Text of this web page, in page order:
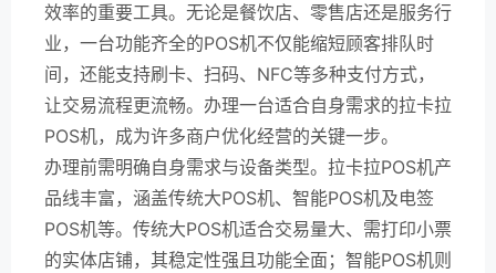
效率的重要工具。无论是餐饮店、零售店还是服务行
业，一台功能齐全的POS机不仅能缩短顾客排队时
间，还能支持刷卡、扫码、NFC等多种支付方式，
让交易流程更流畅。办理一台适合自身需求的拉卡拉
POS机，成为许多商户优化经营的关键一步。
办理前需明确自身需求与设备类型。拉卡拉POS机产
品线丰富，涵盖传统大POS机、智能POS机及电签
POS机等。传统大POS机适合交易量大、需打印小票
的实体店铺，其稳定性强且功能全面；智能POS机则